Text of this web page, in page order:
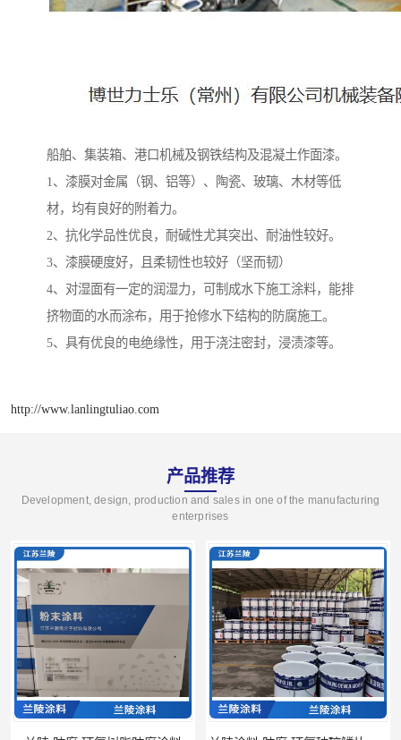
船舶、集装箱、港口机械及钢铁结构及混凝土作面漆。
1、漆膜对金属（钢、铝等）、陶瓷、玻璃、木材等低
材，均有良好的附着力。
2、抗化学品性优良，耐碱性尤其突出、耐油性较好。
3、漆膜硬度好，且柔韧性也较好（坚而韧）
4、对湿面有一定的润湿力，可制成水下施工涂料，能排
挤物面的水而涂布，用于抢修水下结构的防腐施工。
5、具有优良的电绝缘性，用于浇注密封，浸渍漆等。
http://www.lanlingtuliao.com
产品推荐
Development, design, production and sales in one of the manufacturing
enterprises